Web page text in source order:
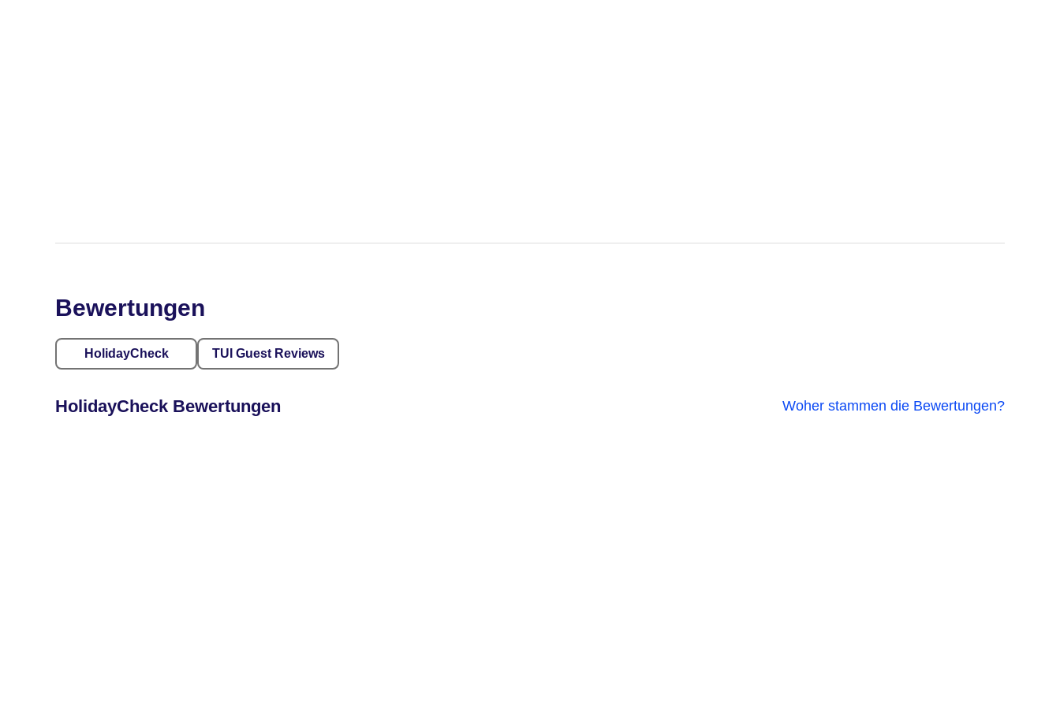
Bewertungen
HolidayCheck TUI Guest Reviews
HolidayCheck Bewertungen Woher stammen die Bewertungen?